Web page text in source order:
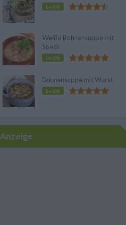
Leicht
Weiße Bohnensuppe mit
Speck
Leicht
Bohnensuppe mit Wurst
Leicht
Anzeige